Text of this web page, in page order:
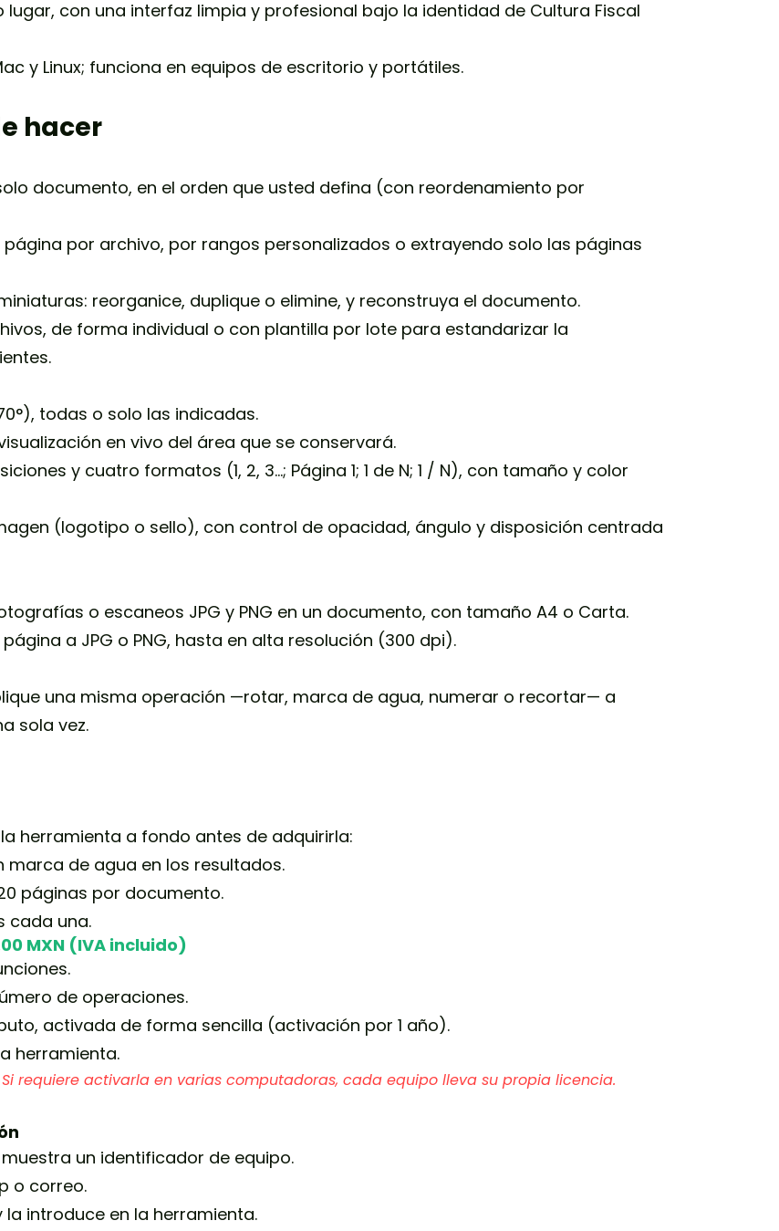
lugar, con una interfaz limpia y profesional bajo la identidad de Cultura Fiscal
y Linux; funciona en equipos de escritorio y portátiles.
hacer
documento, en el orden que usted defina (con reordenamiento por
por archivo, por rangos personalizados o extrayendo solo las páginas
reorganice, duplique o elimine, y reconstruya el documento.
de forma individual o con plantilla por lote para estandarizar la
todas o solo las indicadas.
en vivo del área que se conservará.
y cuatro formatos (1, 2, 3…; Página 1; 1 de N; 1 / N), con tamaño y color
(logotipo o sello), con control de opacidad, ángulo y disposición centrada
o escaneos JPG y PNG en un documento, con tamaño A4 o Carta.
a JPG o PNG, hasta en alta resolución (300 dpi).
una misma operación —rotar, marca de agua, numerar o recortar— a
sola vez.
herramienta a fondo antes de adquirirla:
marca de agua en los resultados.
páginas por documento.
cada una.
MXN (IVA incluido)
de operaciones.
activada de forma sencilla (activación por 1 año).
herramienta.
requiere activarla en varias computadoras, cada equipo lleva su propia licencia.
un identificador de equipo.
o correo.
la introduce en la herramienta.